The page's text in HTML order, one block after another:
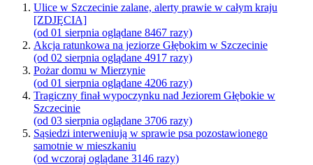
Ulice w Szczecinie zalane, alerty prawie w całym kraju
[ZDJĘCIA]
(od 01 sierpnia oglądane 8467 razy)
Akcja ratunkowa na jeziorze Głębokim w Szczecinie
(od 02 sierpnia oglądane 4917 razy)
Pożar domu w Mierzynie
(od 01 sierpnia oglądane 4206 razy)
Tragiczny finał wypoczynku nad Jeziorem Głębokie w
Szczecinie
(od 03 sierpnia oglądane 3706 razy)
Sąsiedzi interweniują w sprawie psa pozostawionego
samotnie w mieszkaniu
(od wczoraj oglądane 3146 razy)